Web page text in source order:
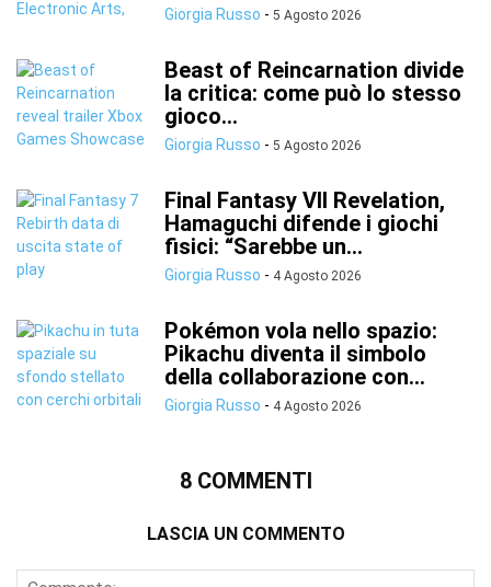
Giorgia Russo - 5 Agosto 2026
Beast of Reincarnation divide
la critica: come può lo stesso
gioco...
Giorgia Russo - 5 Agosto 2026
Final Fantasy VII Revelation,
Hamaguchi difende i giochi
fisici: “Sarebbe un...
Giorgia Russo - 4 Agosto 2026
Pokémon vola nello spazio:
Pikachu diventa il simbolo
della collaborazione con...
Giorgia Russo - 4 Agosto 2026
8 COMMENTI
LASCIA UN COMMENTO